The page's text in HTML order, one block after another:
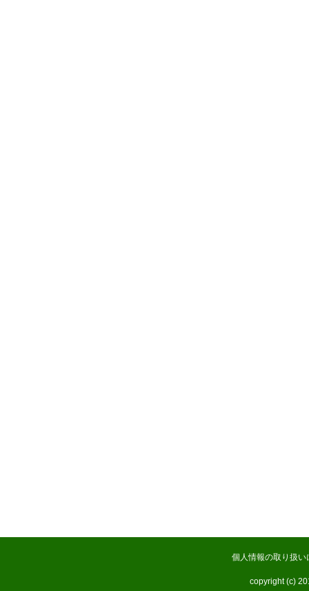
個人情報の取り扱い
copyright (c)